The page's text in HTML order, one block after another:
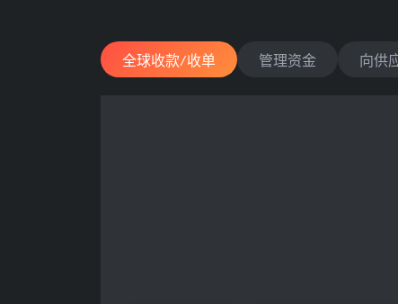
全球收款/收单 管理资金 向供